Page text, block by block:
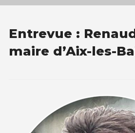
Entrevue :
maire d’Aix-les-